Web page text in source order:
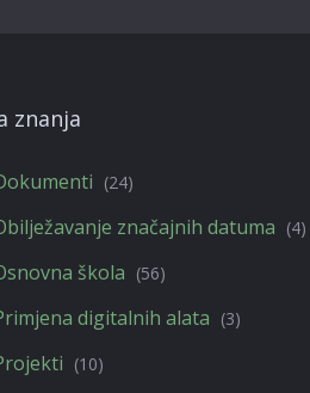
znanja
(24)
značajnih datuma (4)
škola (56)
digitalnih alata (3)
(10)